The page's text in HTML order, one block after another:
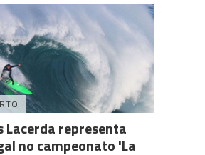
Lacerda representa
no campeonato 'La